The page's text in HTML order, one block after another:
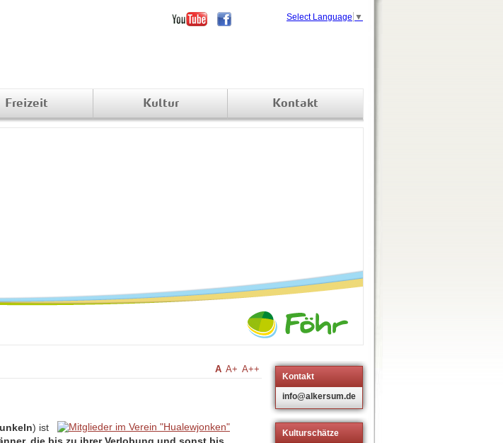
Freizeit Kultur Kontakt
A A+ A++
) ist
Kontakt
info@alkersum.de
Kulturschätze
Select Language ▼